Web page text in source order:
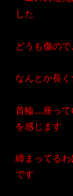
した
どうも傷の
なんとか長
首輪……座っ
を感じます
締まってる
です